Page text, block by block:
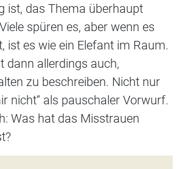
ist, das Thema überhaupt
spüren es, aber wenn es
ist es wie ein Elefant im Raum.
dann allerdings auch,
zu beschreiben. Nicht nur
nicht“ als pauschaler Vorwurf.
Was hat das Misstrauen